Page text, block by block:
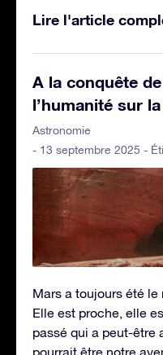
Lire l'article
A la conquête
l’humanité sur
Astronomie
- 13 septembre 2025 -
Mars a toujours été
Elle est proche, elle
passé qui a peut-être
pourrait être notre